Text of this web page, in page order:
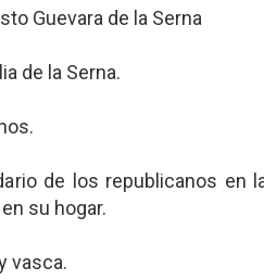
Guevara de la Serna
de la Serna.
de los republicanos en
su hogar.
vasca.